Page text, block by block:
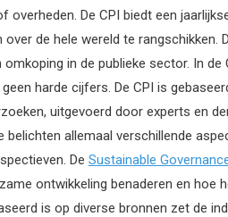
De CPI biedt een
de hele wereld te rangschikken.
in de publieke sector. In de
harde cijfers. De CPI is
uitgevoerd door experts en
allemaal verschillende
De Sustainable
ontwikkeling benaderen en hoe
is op diverse bronnen zet de